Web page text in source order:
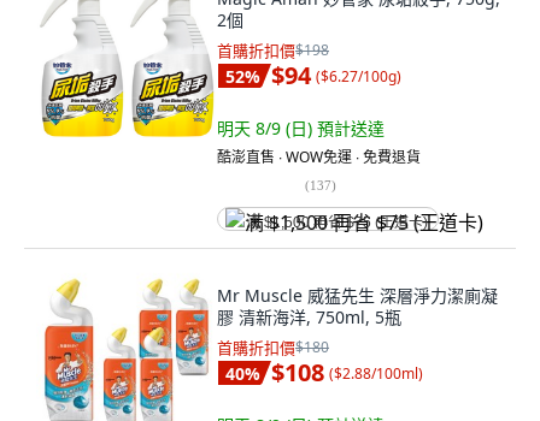
2個
首購折扣價$198
52% $94 ($6.27/100g)
明天 8/9 (日) 預計送達
酷澎直售 ∙ WOW免運 ∙ 免費退貨
(137)
满 $1,500 再省 $75 (王道卡)
Mr Muscle 威猛先生 深層淨力潔廁凝
膠 清新海洋, 750ml, 5瓶
首購折扣價$180
40% $108 ($2.88/100ml)